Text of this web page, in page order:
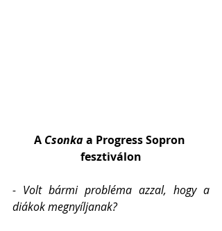
A Csonka a Progress Sopron
fesztiválon
- Volt bármi probléma azzal, hogy a
diákok megnyíljanak?